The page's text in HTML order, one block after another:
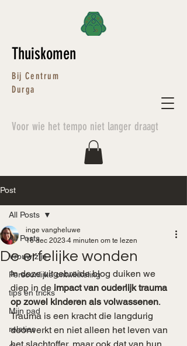
Bij Centrum
Durga
Thuiskomen
Voor wie het tempo niet langer draagt
Post
All Posts
Vrouw zijn
Persoonlijke ontwikkeling
tips en tricks
Mijn pad
relaties
All Posts
De erfelijke wonden
inge vangheluwe
16 dec 2023 4 minuten om te lezen
In deze uitgebreide blog duiken we
diep in de impact van ouderlijk trauma
op zowel kinderen als volwassenen.
Trauma is een kracht die langdurig
doorwerkt en niet alleen het leven van
het slachtoffer, maar ook dat van hun